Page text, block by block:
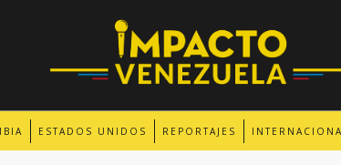
ESTADOS UNIDOS REPORTAJES